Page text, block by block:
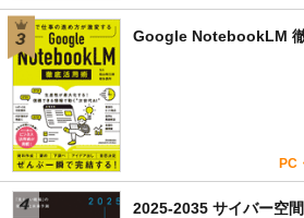
Google NotebookLM
PC
2025-2035 サイバー空